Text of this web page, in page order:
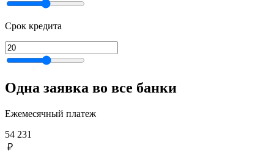
Срок кредита
Одна заявка во все банки
Ежемесячный платеж
54 231
₽